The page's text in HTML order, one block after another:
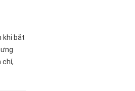
khi bắt
chí,